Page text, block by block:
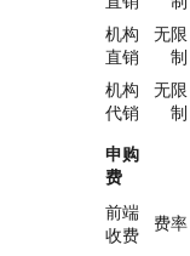
机构
直销
无限
制
机构
代销
无限
制
申购
费
前端
收费
费率